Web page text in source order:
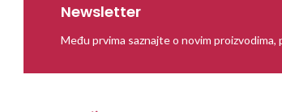
Newsletter
Među prvima saznajte o novim proizvodima,